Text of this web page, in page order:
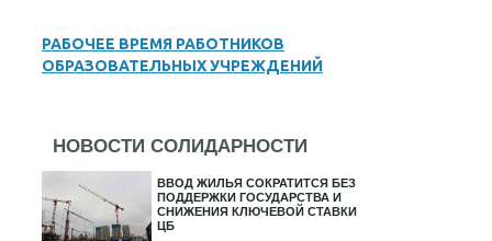
РАБОЧЕЕ ВРЕМЯ РАБОТНИКОВ
ОБРАЗОВАТЕЛЬНЫХ УЧРЕЖДЕНИЙ
НОВОСТИ СОЛИДАРНОСТИ
ВВОД ЖИЛЬЯ СОКРАТИТСЯ БЕЗ
ПОДДЕРЖКИ ГОСУДАРСТВА И
СНИЖЕНИЯ КЛЮЧЕВОЙ СТАВКИ
ЦБ